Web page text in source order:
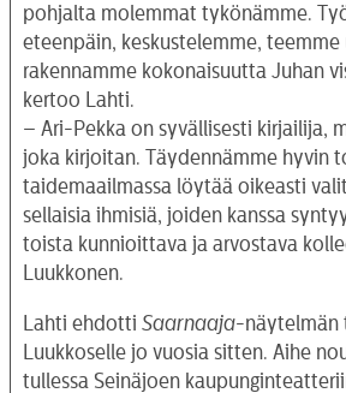
pohjalta molemmat tykönämme.
eteenpäin, keskustelemme, teemme
rakennamme kokonaisuutta Juhan
kertoo Lahti.
– Ari-Pekka on syvällisesti kirjailija,
joka kirjoitan. Täydennämme hyvin
taidemaailmassa löytää oikeasti
sellaisia ihmisiä, joiden kanssa
toista kunnioittava ja arvostava
Luukkonen.
Lahti ehdotti Saarnaaja-näytelmän
Luukkoselle jo vuosia sitten. Aihe
tullessa Seinäjoen